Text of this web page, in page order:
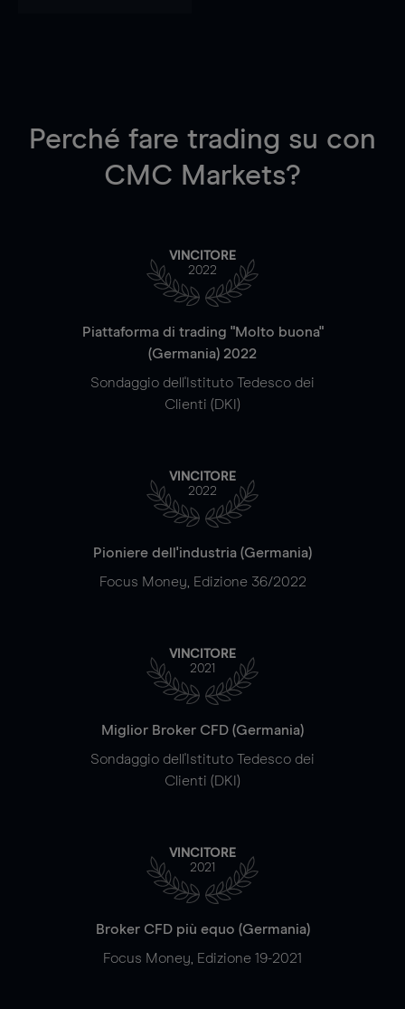
Perché fare trading su con
CMC Markets?
VINCITORE
2022
Piattaforma di trading "Molto buona"
(Germania) 2022
Sondaggio dell'Istituto Tedesco dei
Clienti (DKI)
VINCITORE
2022
Pioniere dell'industria (Germania)
Focus Money, Edizione 36/2022
VINCITORE
2021
Miglior Broker CFD (Germania)
Sondaggio dell'Istituto Tedesco dei
Clienti (DKI)
VINCITORE
2021
Broker CFD più equo (Germania)
Focus Money, Edizione 19-2021